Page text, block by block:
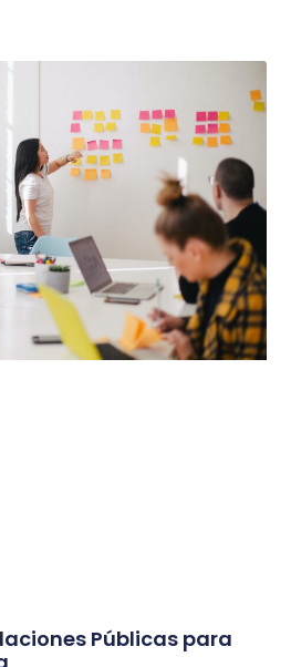
Públicas para